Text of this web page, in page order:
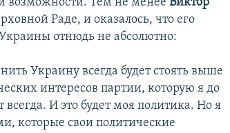
Раде, и оказалось, что его
отнюдь не абсолютно:
Украину всегда будет стоять выше
интересов партии, которую я до
всегда. И это будет моя политика. Но я
которые свои политические